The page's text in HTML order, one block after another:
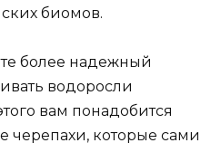
биомов.
более надежный
водоросли
вам понадобится
черепахи, которые сами